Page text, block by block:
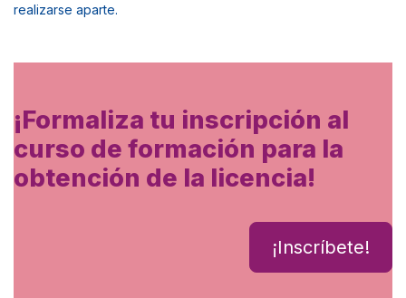
realizarse aparte.
¡Formaliza tu inscripción al
curso de formación para la
obtención de la licencia!
¡Inscríbete!